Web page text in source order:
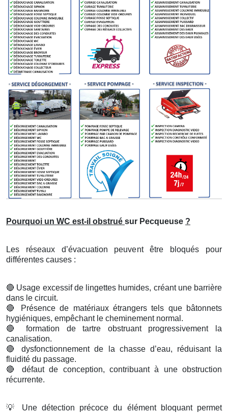
Pourquoi un WC est-il obstrué sur Pecqueuse ?
Les réseaux d’évacuation peuvent être bloqués pour
différentes causes :
🔴 Usage excessif de lingettes humides, créant une barrière
dans le circuit.
🔴
Présence de matériaux étrangers tels que bâtonnets
hygiéniques, empêchant le cheminement normal.
🔴
formation de tartre obstruant progressivement la
canalisation.
🔴
dysfonctionnement de la chasse d’eau, réduisant la
fluidité du passage.
🔴
défaut de conception, contribuant à une obstruction
récurrente.
💡
Une détection précoce du élément bloquant permet